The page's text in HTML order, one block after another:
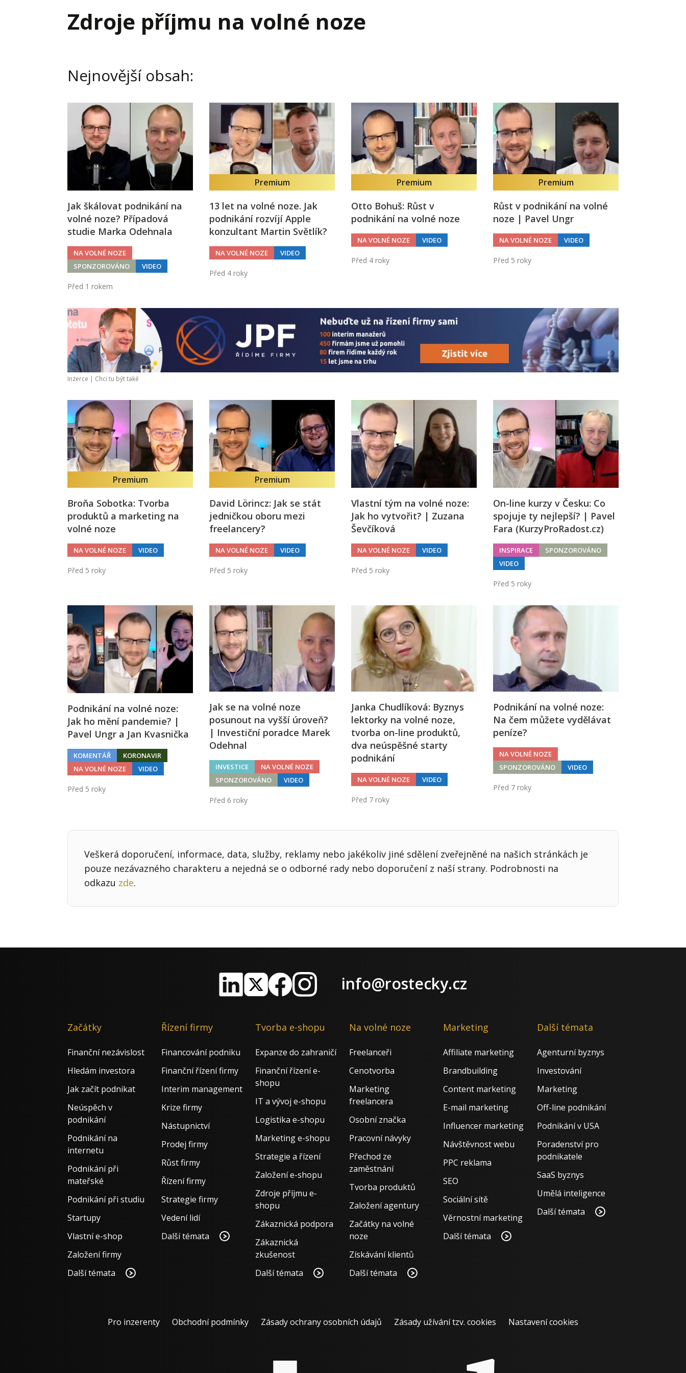
Interim management
Krizové řízení firmy
Projektové řízení
Vzdělávání manažerů
Zdroje příjmu na volné noze
Nejnovější obsah:
Jak škálovat podnikání na
volné noze? Případová
studie Marka Odehnala
NA VOLNÉ NOZE
SPONZOROVÁNO
VIDEO
Před 1 rokem
Premium
13 let na volné noze. Jak
podnikání rozvíjí Apple
konzultant Martin Světlík?
NA VOLNÉ NOZE VIDEO
Před 4 roky
Premium
Otto Bohuš: Růst v
podnikání na volné noze
NA VOLNÉ NOZE VIDEO
Před 4 roky
Premium
Růst v podnikání na volné
noze | Pavel Ungr
NA VOLNÉ NOZE VIDEO
Před 5 roky
Inzerce | Chci tu být také
Premium
Broňa Sobotka: Tvorba
produktů a marketing na
volné noze
NA VOLNÉ NOZE VIDEO
Před 5 roky
Premium
David Lörincz: Jak se stát
jedničkou oboru mezi
freelancery?
NA VOLNÉ NOZE VIDEO
Před 5 roky
Vlastní tým na volné noze:
Jak ho vytvořit? | Zuzana
Ševčíková
NA VOLNÉ NOZE VIDEO
Před 5 roky
On-line kurzy v Česku: Co
spojuje ty nejlepší? | Pavel
Fara (KurzyProRadost.cz)
INSPIRACE
SPONZOROVÁNO
VIDEO
Před 5 roky
Podnikání na volné noze:
Jak ho mění pandemie? |
Pavel Ungr a Jan Kvasnička
KOMENTÁŘ
KORONAVIR
NA VOLNÉ NOZE
VIDEO
Před 5 roky
Jak se na volné noze
posunout na vyšší úroveň?
| Investiční poradce Marek
Odehnal
INVESTICE
NA VOLNÉ NOZE
SPONZOROVÁNO
VIDEO
Před 6 roky
Janka Chudlíková: Byznys
lektorky na volné noze,
tvorba on-line produktů,
dva neúspěšné starty
podnikání
NA VOLNÉ NOZE VIDEO
Před 7 roky
Podnikání na volné noze:
Na čem můžete vydělávat
peníze?
NA VOLNÉ NOZE
SPONZOROVÁNO
VIDEO
Před 7 roky
Veškerá doporučení, informace, data, služby, reklamy nebo jakékoliv jiné sdělení zveřejněné na našich stránkách je
pouze nezávazného charakteru a nejedná se o odborné rady nebo doporučení z naší strany. Podrobnosti na
odkazu zde.
info@rostecky.cz
Začátky
Finanční nezávislost
Hledám investora
Jak začít podnikat
Neúspěch v
podnikání
Podnikání na
internetu
Podnikání při
mateřské
Podnikání při studiu
Startupy
Vlastní e-shop
Založení firmy
Další témata
Řízení firmy
Financování podniku
Finanční řízení firmy
Interim management
Krize firmy
Nástupnictví
Prodej firmy
Růst firmy
Řízení firmy
Strategie firmy
Vedení lidí
Další témata
Tvorba e-shopu
Expanze do zahraničí
Finanční řízení e-
shopu
IT a vývoj e-shopu
Logistika e-shopu
Marketing e-shopu
Strategie a řízení
Založení e-shopu
Zdroje příjmu e-
shopu
Zákaznická podpora
Zákaznická
zkušenost
Další témata
Na volné noze
Freelanceři
Cenotvorba
Marketing
freelancera
Osobní značka
Pracovní návyky
Přechod ze
zaměstnání
Tvorba produktů
Založení agentury
Začátky na volné
noze
Získávání klientů
Další témata
Marketing
Affiliate marketing
Brandbuilding
Content marketing
E-mail marketing
Influencer marketing
Návštěvnost webu
PPC reklama
SEO
Sociální sítě
Věrnostní marketing
Další témata
Další témata
Agenturní byznys
Investování
Marketing
Off-line podnikání
Podnikání v USA
Poradenství pro
podnikatele
SaaS byznys
Umělá inteligence
Další témata
Pro inzerenty Obchodní podmínky Zásady ochrany osobních údajů Zásady užívání tzv. cookies Nastavení cookies